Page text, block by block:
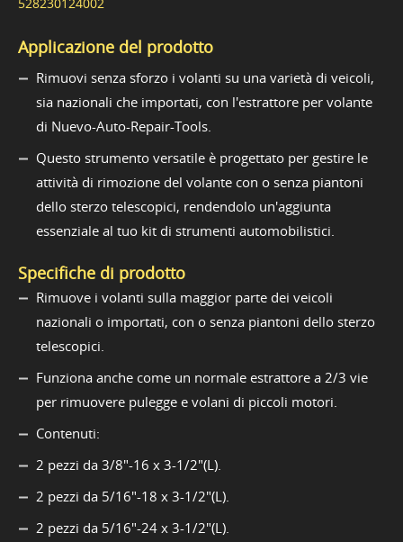
Applicazione del prodotto
Rimuovi senza sforzo i volanti su una varietà di veicoli,
sia nazionali che importati, con l'estrattore per volante
di Nuevo-Auto-Repair-Tools.
Questo strumento versatile è progettato per gestire le
attività di rimozione del volante con o senza piantoni
dello sterzo telescopici, rendendolo un'aggiunta
essenziale al tuo kit di strumenti automobilistici.
Specifiche di prodotto
Rimuove i volanti sulla maggior parte dei veicoli
nazionali o importati, con o senza piantoni dello sterzo
telescopici.
Funziona anche come un normale estrattore a 2/3 vie
per rimuovere pulegge e volani di piccoli motori.
Contenuti:
2 pezzi da 3/8"-16 x 3-1/2"(L).
2 pezzi da 5/16"-18 x 3-1/2"(L).
2 pezzi da 5/16"-24 x 3-1/2"(L).